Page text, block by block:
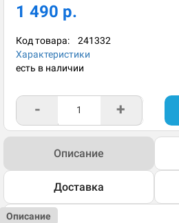
1 490 р.
Код товара: 241332
Характеристики
есть в наличии
- +
Описание
Доставка
Описание